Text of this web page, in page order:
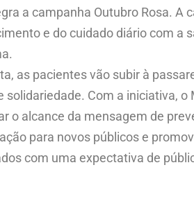
a campanha Outubro Rosa. A
e do cuidado diário com a
as pacientes vão subir à
solidariedade. Com a iniciativa, o
o alcance da mensagem de
para novos públicos e
com uma expectativa de